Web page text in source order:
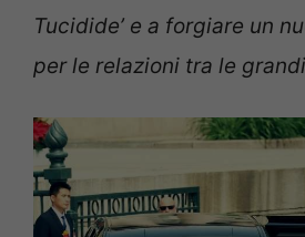
Tucidide’ e a forgiare un
per le relazioni tra le